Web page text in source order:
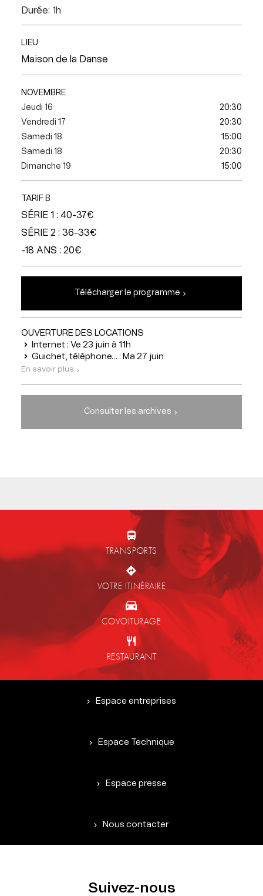
Durée: 1h
LIEU
Maison de la Danse
NOVEMBRE
Jeudi 16
20:30
Vendredi 17
20:30
Samedi 18
15:00
Samedi 18
20:30
Dimanche 19
15:00
TARIF B
SÉRIE 1 : 40-37€
SÉRIE 2 : 36-33€
-18 ANS : 20€
Télécharger le programme
OUVERTURE DES LOCATIONS
Internet : Ve 23 juin à 11h
Guichet, téléphone… : Ma 27 juin
En savoir plus
Consulter les archives
TRANSPORTS
VOTRE ITINÉRAIRE
COVOITURAGE
RESTAURANT
Espace entreprises
Espace Technique
Espace presse
Nous contacter
Suivez-nous